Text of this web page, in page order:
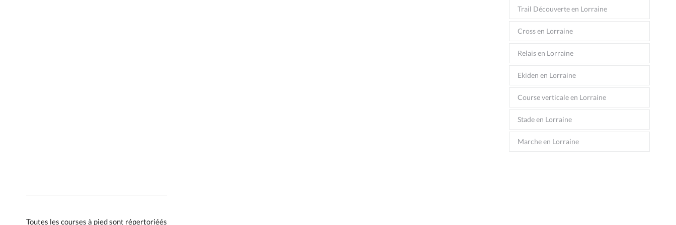
Toutes les courses à pied sont répertoriéés
Trail Découverte en Lorraine
Cross en Lorraine
Relais en Lorraine
Ekiden en Lorraine
Course verticale en Lorraine
Stade en Lorraine
Marche en Lorraine